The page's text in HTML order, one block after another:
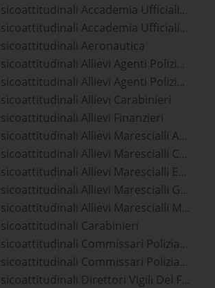
Test Psicoattitudinali Accademia Ufficiali Guardia Di Finanza
Test Psicoattitudinali Accademia Ufficiali Marina Militare
Aeronautica
Test Psicoattitudinali Allievi Agenti Polizia Di Stato
Test Psicoattitudinali Allievi Agenti Polizia Penitenziaria
Allievi Carabinieri
Allievi Finanzieri
Test Psicoattitudinali Allievi Marescialli Aeronautica Militare
Test Psicoattitudinali Allievi Marescialli Carabinieri
Test Psicoattitudinali Allievi Marescialli Esercito
Test Psicoattitudinali Allievi Marescialli Guardia Di Finanza
Test Psicoattitudinali Allievi Marescialli Marina Militare
Carabinieri
Test Psicoattitudinali Commissari Polizia Di Stato
Test Psicoattitudinali Commissari Polizia Penitenziaria
Test Psicoattitudinali Direttori Vigili Del Fuoco